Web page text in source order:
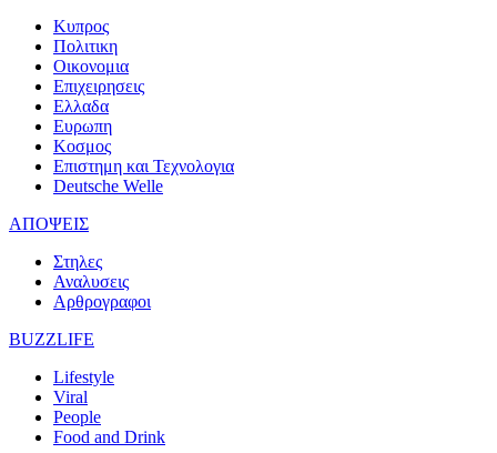
Κυπρος
Πολιτικη
Οικονομια
Επιχειρησεις
Ελλαδα
Ευρωπη
Κοσμος
Επιστημη και Τεχνολογια
Deutsche Welle
ΑΠΟΨΕΙΣ
Στηλες
Αναλυσεις
Αρθρογραφοι
BUZZLIFE
Lifestyle
Viral
People
Food and Drink